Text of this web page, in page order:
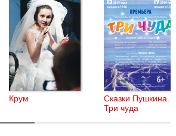
новому, будут возникать новые,
дуэты, с новым содержанием
Крум
Сказки Пушкина.
Три чуда